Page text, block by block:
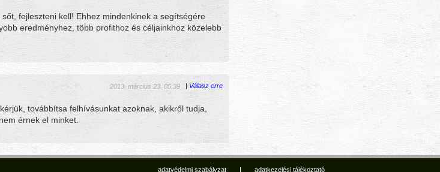
fejleszteni kell! Ehhez mindenkinek a segítségére
eredményhez, több profithoz és céljainkhoz közelebb
2013. március 23. 05:39 | Válasz erre
továbbítsa felhívásunkat azoknak, akikről tudja,
érnek el minket.
adatvédelmi szabályzat | adatkezelési tájékoztató